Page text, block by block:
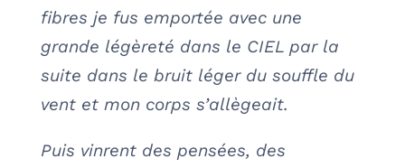
fibres je fus emportée avec une
grande légèreté dans le CIEL par la
suite dans le bruit léger du souffle du
vent et mon corps s’allègeait.
Puis vinrent des pensées, des